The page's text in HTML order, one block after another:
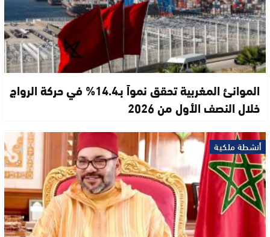
الموانئ المغربية تحقق نمواً بـ14.4% في حركة الرواج
خلال النصف الأول من 2026
أنشطة ملكية